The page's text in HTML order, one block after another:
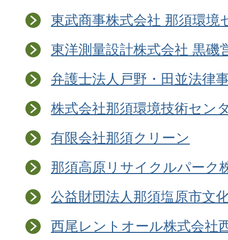
東武商事株式会社 那須環境
東洋測量設計株式会社 黒磯
弁護士法人戸野・田並法律
株式会社那須環境技術セン
有限会社那須クリーン
那須高原リサイクルパーク
公益財団法人那須塩原市文
西尾レントオール株式会社